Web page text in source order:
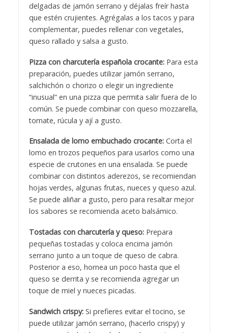
delgadas de jamón serrano y déjalas freír hasta
que estén crujientes. Agrégalas a los tacos y para
complementar, puedes rellenar con vegetales,
queso rallado y salsa a gusto.
Pizza con charcutería española crocante:Para esta
preparación, puedes utilizar jamón serrano,
salchichón o chorizo o elegir un ingrediente
“inusual” en una pizza que permita salir fuera de lo
común. Se puede combinar con queso mozzarella,
tomate, rúcula y ají a gusto.
Ensalada de lomo embuchado crocante:Corta el
lomo en trozos pequeños para usarlos como una
especie de crutones en una ensalada. Se puede
combinar con distintos aderezos, se recomiendan
hojas verdes, algunas frutas, nueces y queso azul.
Se puede aliñar a gusto, pero para resaltar mejor
los sabores se recomienda aceto balsámico.
Tostadas con charcutería y queso:Prepara
pequeñas tostadas y coloca encima jamón
serrano junto a un toque de queso de cabra.
Posterior a eso, hornea un poco hasta que el
queso se derrita y se recomienda agregar un
toque de miel y nueces picadas.
Sandwich crispy:Si prefieres evitar el tocino, se
puede utilizar jamón serrano, (hacerlo crispy) y